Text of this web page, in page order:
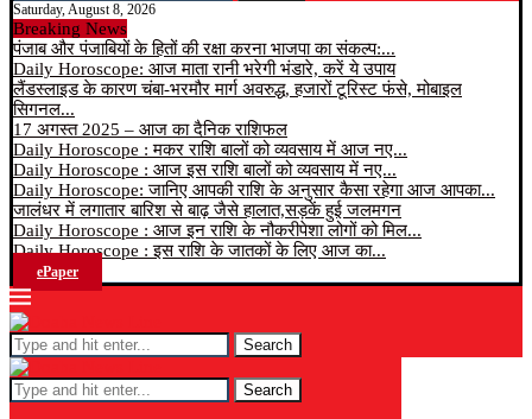
Saturday, August 8, 2026
Breaking News
पंजाब और पंजाबियों के हितों की रक्षा करना भाजपा का संकल्प:...
Daily Horoscope: आज माता रानी भरेगी भंडारे, करें ये उपाय
लैंडस्लाइड के कारण चंबा-भरमौर मार्ग अवरुद्ध, हजारों टूरिस्ट फंसे, मोबाइल
सिगनल...
17 अगस्त 2025 – आज का दैनिक राशिफल
Daily Horoscope : मकर राशि बालों को व्यवसाय में आज नए...
Daily Horoscope : आज इस राशि बालों को व्यवसाय में नए...
Daily Horoscope: जानिए आपकी राशि के अनुसार कैसा रहेगा आज आपका...
जालंधर में लगातार बारिश से बाढ़ जैसे हालात,सड़कें हुई जलमगन
Daily Horoscope : आज इन राशि के नौकरीपेशा लोगों को मिल...
Daily Horoscope : इस राशि के जातकों के लिए आज का...
ePaper
Search
Search